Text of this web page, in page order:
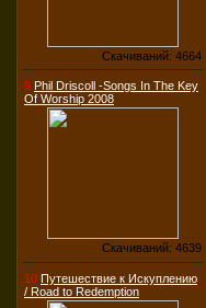
Скачиваний: 4664
9 Phil Driscoll -Songs In The Key
Of Worship 2008
Скачиваний: 4639
10 Путешествие к Искуплению
/ Road to Redemption